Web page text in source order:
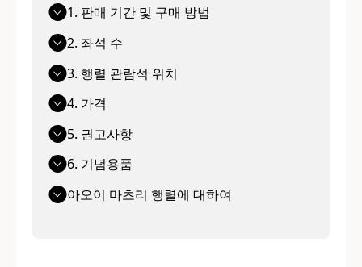
1. 판매 기간 및 구매 방법
2. 좌석 수
3. 행렬 관람석 위치
4. 가격
5. 권고사항
6. 기념용품
아오이 마츠리 행렬에 대하여